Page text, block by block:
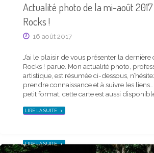
Actu mensuelle
Actualité photo de la mi-décembre
Timor Rocks !
20 décembre 2018
J’ai le plaisir de vous présenter la dernière
Rocks ! parue. Mon actualité photo,
artistique, est résumée ci-dessous,
LIRE LA SUITE"ACTUALITÉ
Actualité photo de la mi-août
Rocks !
16 août 2017
J’ai le plaisir de vous présenter la
Rocks ! parue. Mon actualité photo,
artistique, est résumée ci-dessous,
prendre connaissance et à suivre les
petit format, cette carte est aussi disponible
LIRE LA SUITE"ACTUALITÉ
PHOTO
2017
–